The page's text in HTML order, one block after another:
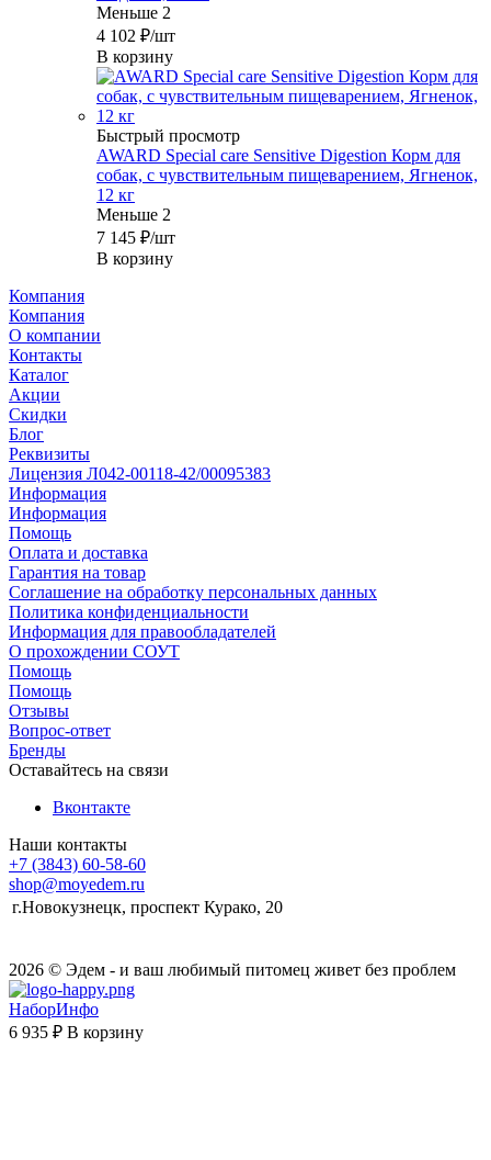
Меньше 2
4 102 ₽/шт
В корзину
Быстрый просмотр
AWARD Special care Sensitive Digestion Корм для
собак, с чувствительным пищеварением, Ягненок,
12 кг
Меньше 2
7 145 ₽/шт
В корзину
Компания
Компания
О компании
Контакты
Каталог
Акции
Скидки
Блог
Реквизиты
Лицензия Л042-00118-42/00095383
Информация
Информация
Помощь
Оплата и доставка
Гарантия на товар
Соглашение на обработку персональных данных
Политика конфиденциальности
Информация для правообладателей
О прохождении СОУТ
Помощь
Помощь
Отзывы
Вопрос-ответ
Бренды
Оставайтесь на связи
Вконтакте
Наши контакты
+7 (3843) 60-58-60
shop@moyedem.ru
г.Новокузнецк, проспект Курако, 20
2026 © Эдем - и ваш любимый питомец живет без проблем
НаборИнфо
6 935 ₽ В корзину